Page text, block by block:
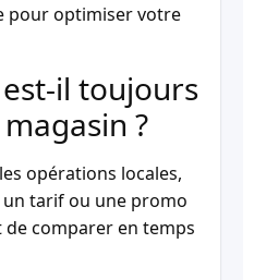
pour optimiser votre
il toujours
?
opérations locales,
tarif ou une promo
de comparer en temps